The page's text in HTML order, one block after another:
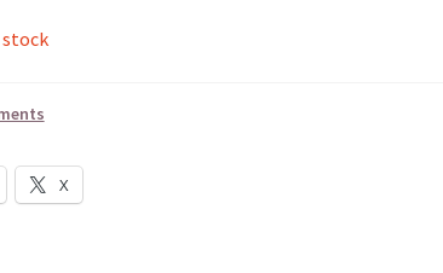
stock
X